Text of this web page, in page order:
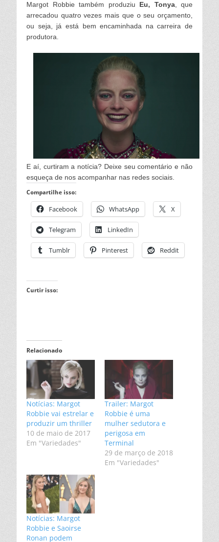
Margot Robbie também produziu Eu, Tonya, que
arrecadou quatro vezes mais que o seu orçamento,
ou seja, já está bem encaminhada na carreira de
produtora.
E aí, curtiram a notícia? Deixe seu comentário e não
esqueça de nos acompanhar nas redes sociais.
Compartilhe isso:
Facebook WhatsApp X
Telegram LinkedIn
Tumblr Pinterest Reddit
Curtir isso:
Relacionado
Notícias: Margot
Robbie vai estrelar e
produzir um thriller
10 de maio de 2017
Em "Variedades"
Trailer: Margot
Robbie é uma
mulher sedutora e
perigosa em
Terminal
29 de março de 2018
Em "Variedades"
Notícias: Margot
Robbie e Saoirse
Ronan podem